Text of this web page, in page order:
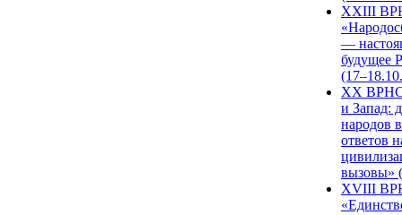
XXIII
—
будущее
XX ВРНС
и Запад:
народов
ответов
вызовы»
XVIII